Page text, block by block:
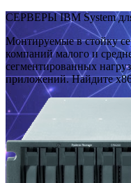
СЕРВЕРЫ IBM System
Монтируемые в стойку
компаний малого и
сегментированных
приложений. Найдите